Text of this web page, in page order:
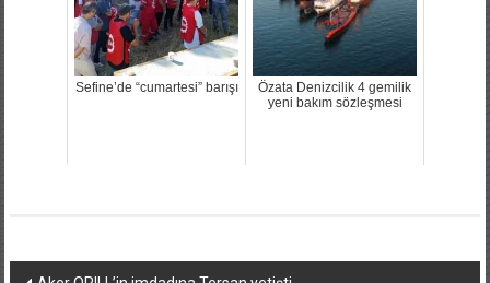
Sefine’de “cumartesi” barışı
Özata Denizcilik 4 gemilik
yeni bakım sözleşmesi